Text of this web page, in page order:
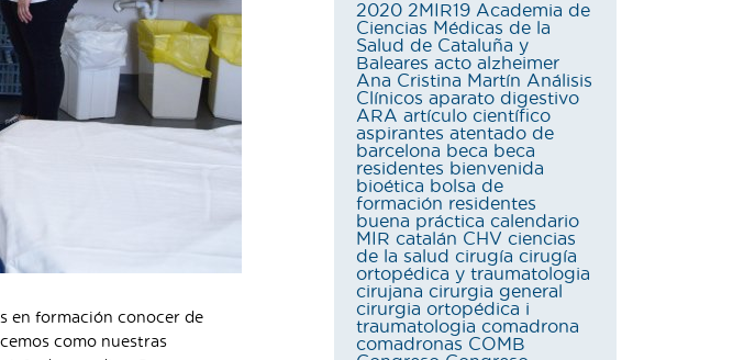
en formación conocer de
como nuestras
2020 2MIR19 Academia de
Ciencias Médicas de la
Salud de Cataluña y
Baleares acto alzheimer
Ana Cristina Martín Análisis
Clínicos aparato digestivo
ARA artículo científico
aspirantes atentado de
barcelona beca beca
residentes bienvenida
bioética bolsa de
formación residentes
buena práctica calendario
MIR catalán CHV ciencias
de la salud cirugía cirugía
ortopédica y traumatologia
cirujana cirurgia general
cirurgia ortopédica i
traumatologia comadrona
comadronas COMB